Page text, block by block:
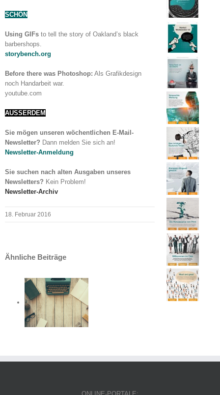
SCHÖN
Using GIFs to tell the story of Oakland’s black
barbershops.
storybench.org
Before there was Photoshop: Als Grafikdesign
noch Handarbeit war.
youtube.com
AUSSERDEM
Sie mögen unseren wöchentlichen E-Mail-
Newsletter? Dann melden Sie sich an!
Newsletter-Anmeldung
Sie suchen nach alten Ausgaben unseres
Newsletters? Kein Problem!
Newsletter-Archiv
18. Februar 2016
Ähnliche Beiträge